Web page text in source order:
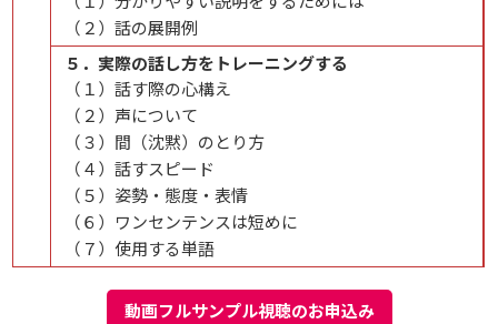
（２）話の展開例
５．実際の話し方をトレーニングする
（１）話す際の心構え
（２）声について
（３）間（沈黙）のとり方
（４）話すスピード
（５）姿勢・態度・表情
（６）ワンセンテンスは短めに
（７）使用する単語
動画フルサンプル視聴のお申込み